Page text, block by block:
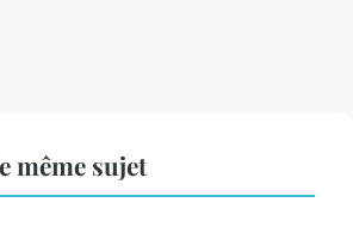
même sujet